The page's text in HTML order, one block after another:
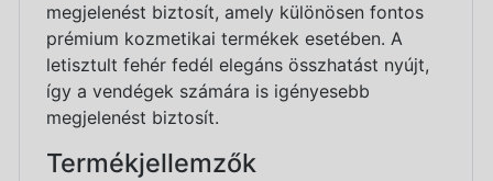
megjelenést biztosít, amely különösen fontos
prémium kozmetikai termékek esetében. A
letisztult fehér fedél elegáns összhatást nyújt,
így a vendégek számára is igényesebb
megjelenést biztosít.
Termékjellemzők